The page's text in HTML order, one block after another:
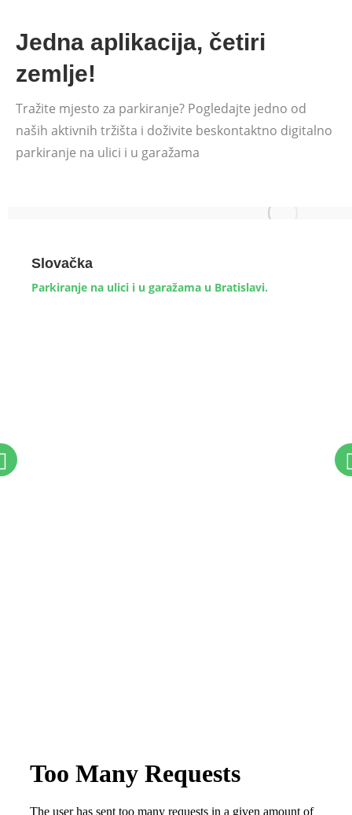
Jedna aplikacija, četiri
zemlje!
Tražite mjesto za parkiranje? Pogledajte jedno od
naših aktivnih tržišta i doživite beskontaktno digitalno
parkiranje na ulici i u garažama
Slovačka
Parkiranje na ulici i u garažama u Bratislavi.